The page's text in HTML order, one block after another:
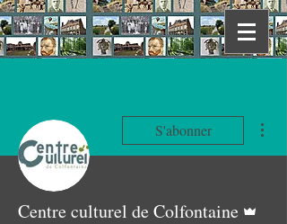
S'abonner
Centre culturel de Colfontaine